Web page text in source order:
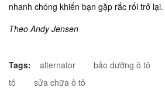
nhanh chóng khiến bạn gặp rắc rối trở lại.
Theo Andy Jensen
Tags: alternator bảo dưỡng ô tô
tô
sửa chữa ô tô